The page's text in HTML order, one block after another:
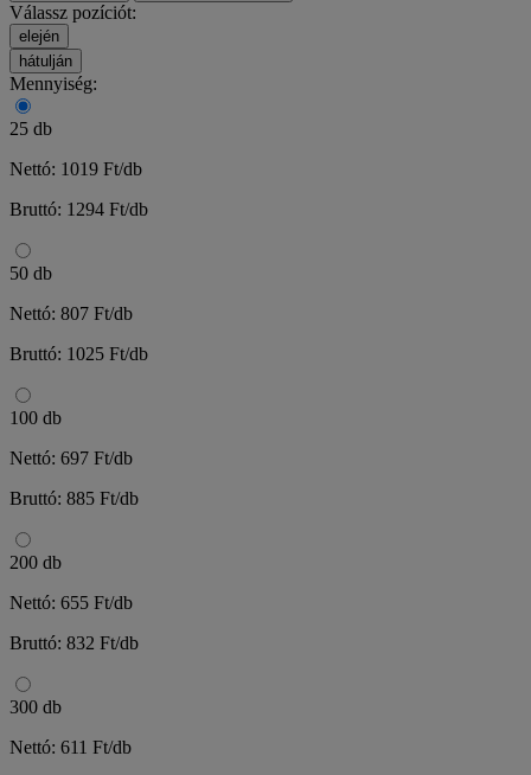
Válassz pozíciót:
elején
hátulján
Mennyiség:
25 db
Nettó: 1019 Ft/db
Bruttó: 1294 Ft/db
50 db
Nettó: 807 Ft/db
Bruttó: 1025 Ft/db
100 db
Nettó: 697 Ft/db
Bruttó: 885 Ft/db
200 db
Nettó: 655 Ft/db
Bruttó: 832 Ft/db
300 db
Nettó: 611 Ft/db